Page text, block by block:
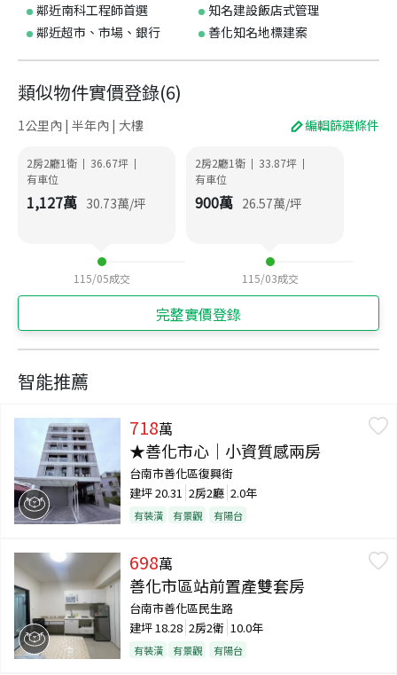
鄰近南科工程師首選
知名建設飯店式管理
鄰近超市、市場、銀行
善化知名地標建案
類似物件實價登錄(6)
1公里內 | 半年內 | 大樓 編輯篩選條件
2房2廳1衛 | 36.67坪 |
有車位
1,127萬 30.73萬/坪
115/05成交
2房2廳1衛 | 33.87坪 |
有車位
900萬 26.57萬/坪
115/03成交
完整實價登錄
智能推薦
718萬
★善化市心｜小資質感兩房
台南市善化區復興街
建坪20.31 2房2廳 2.0年
有裝潢 有景觀 有陽台
698萬
善化市區站前置產雙套房
台南市善化區民生路
建坪 18.28 2房2衛 10.0年
有裝潢 有景觀 有陽台